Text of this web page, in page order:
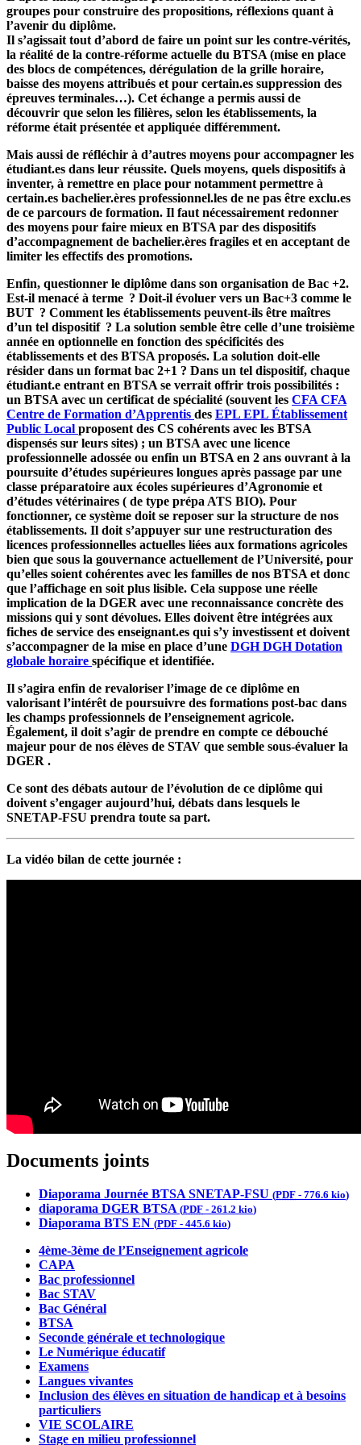
groupes pour construire des propositions, réflexions quant à
l’avenir du diplôme.
Il s’agissait tout d’abord de faire un point sur les contre-vérités,
la réalité de la contre-réforme actuelle du BTSA (mise en place
des blocs de compétences, dérégulation de la grille horaire,
baisse des moyens attribués et pour certain.es suppression des
épreuves terminales…). Cet échange a permis aussi de
découvrir que selon les filières, selon les établissements, la
réforme était présentée et appliquée différemment.
Mais aussi de réfléchir à d’autres moyens pour accompagner les
étudiant.es dans leur réussite. Quels moyens, quels dispositifs à
inventer, à remettre en place pour notamment permettre à
certain.es bachelier.ères professionnel.les de ne pas être exclu.es
de ce parcours de formation. Il faut nécessairement redonner
des moyens pour faire mieux en BTSA par des dispositifs
d’accompagnement de bachelier.ères fragiles et en acceptant de
limiter les effectifs des promotions.
Enfin, questionner le diplôme dans son organisation de Bac +2.
Est-il menacé à terme ? Doit-il évoluer vers un Bac+3 comme le
BUT ? Comment les établissements peuvent-ils être maîtres
d’un tel dispositif ? La solution semble être celle d’une troisième
année en optionnelle en fonction des spécificités des
établissements et des BTSA proposés. La solution doit-elle
résider dans un format bac 2+1 ? Dans un tel dispositif, chaque
étudiant.e entrant en BTSA se verrait offrir trois possibilités :
un BTSA avec un certificat de spécialité (souvent les CFA CFA
Centre de Formation d’Apprentis des EPL EPL Établissement
Public Local proposent des CS cohérents avec les BTSA
dispensés sur leurs sites) ; un BTSA avec une licence
professionnelle adossée ou enfin un BTSA en 2 ans ouvrant à la
poursuite d’études supérieures longues après passage par une
classe préparatoire aux écoles supérieures d’Agronomie et
d’études vétérinaires ( de type prépa ATS BIO). Pour
fonctionner, ce système doit se reposer sur la structure de nos
établissements. Il doit s’appuyer sur une restructuration des
licences professionnelles actuelles liées aux formations agricoles
bien que sous la gouvernance actuellement de l’Université, pour
qu’elles soient cohérentes avec les familles de nos BTSA et donc
que l’affichage en soit plus lisible. Cela suppose une réelle
implication de la DGER avec une reconnaissance concrète des
missions qui y sont dévolues. Elles doivent être intégrées aux
fiches de service des enseignant.es qui s’y investissent et doivent
s’accompagner de la mise en place d’une DGH DGH Dotation
globale horaire spécifique et identifiée.
Il s’agira enfin de revaloriser l’image de ce diplôme en
valorisant l’intérêt de poursuivre des formations post-bac dans
les champs professionnels de l’enseignement agricole.
Également, il doit s’agir de prendre en compte ce débouché
majeur pour de nos élèves de STAV que semble sous-évaluer la
DGER .
Ce sont des débats autour de l’évolution de ce diplôme qui
doivent s’engager aujourd’hui, débats dans lesquels le
SNETAP-FSU prendra toute sa part.
La vidéo bilan de cette journée :
Documents joints
Diaporama Journée BTSA SNETAP-FSU (PDF - 776.6 kio)
diaporama DGER BTSA (PDF - 261.2 kio)
Diaporama BTS EN (PDF - 445.6 kio)
4ème-3ème de l’Enseignement agricole
CAPA
Bac professionnel
Bac STAV
Bac Général
BTSA
Seconde générale et technologique
Le Numérique éducatif
Examens
Langues vivantes
Inclusion des élèves en situation de handicap et à besoins
particuliers
VIE SCOLAIRE
Stage en milieu professionnel